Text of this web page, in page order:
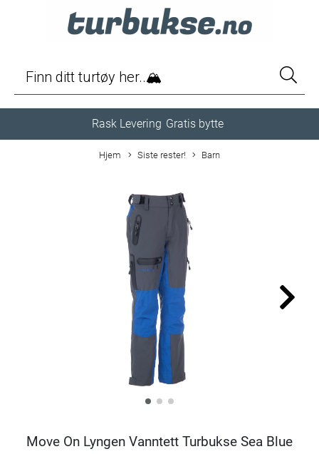
Rask Levering Gratis bytte
Hjem Siste rester! Barn
Move On Lyngen Vanntett Turbukse Sea Blue